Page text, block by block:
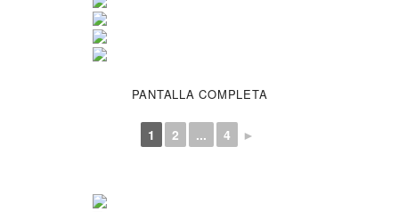
PANTALLA COMPLETA
1 2 ... 4 ►